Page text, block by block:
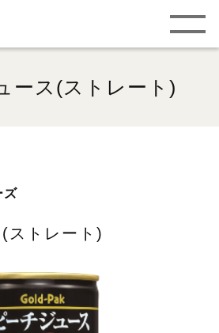
ース(ストレート)
ズ
ストレート)